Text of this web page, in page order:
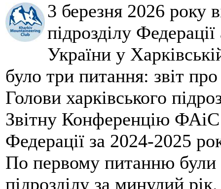
3 березня 2026 року
підрозділу
України у
було три питання: звіт
Голови харківського
Звітну Конференцію
Федерації за 2024-2025
По первому питанню були
підрозділу за минулий